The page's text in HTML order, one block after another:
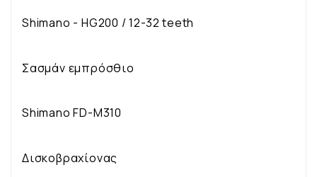
Shimano - HG200 / 12-32 teeth
Σασμάν εμπρόσθιο
Shimano FD-M310
Δισκοβραχίονας